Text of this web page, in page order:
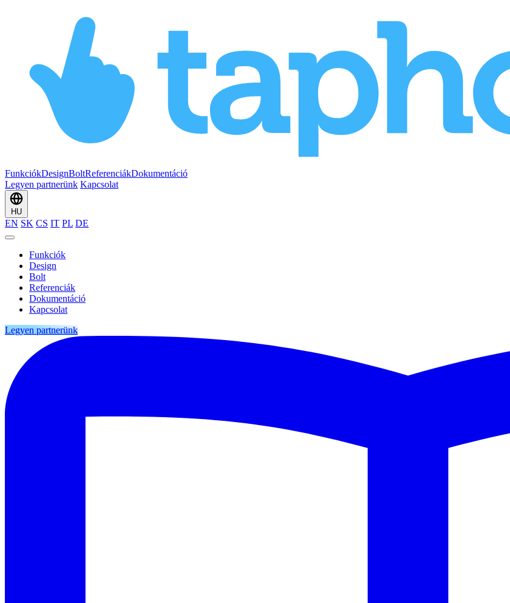
FunkciókDesignBoltReferenciákDokumentáció
Legyen partnerünk Kapcsolat
HU
EN SK CS IT PL DE
Funkciók
Design
Bolt
Referenciák
Dokumentáció
Kapcsolat
Legyen partnerünk